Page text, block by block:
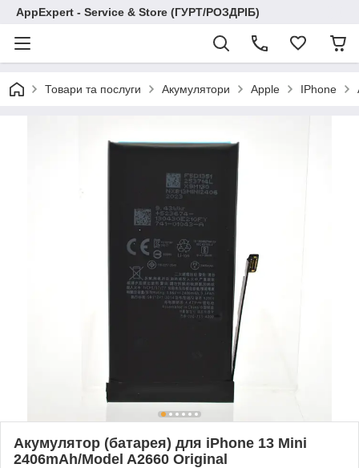
AppExpert - Service & Store (ГУРТ/РОЗДРІБ)
Товари та послуги Акумулятори Apple IPhone
Акумулятор (батарея) для iPhone 13 Mini
2406mAh/Model A2660 Original